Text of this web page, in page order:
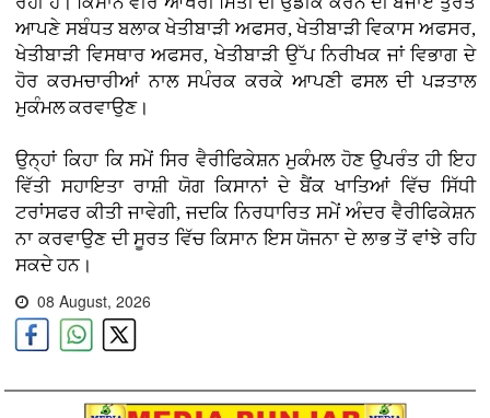
ਆਪਣੇ ਸਬੰਧਤ ਬਲਾਕ ਖੇਤੀਬਾੜੀ ਅਫਸਰ, ਖੇਤੀਬਾੜੀ ਵਿਕਾਸ ਅਫਸਰ,
ਖੇਤੀਬਾੜੀ ਵਿਸਥਾਰ ਅਫਸਰ, ਖੇਤੀਬਾੜੀ ਉੱਪ ਨਿਰੀਖਕ ਜਾਂ ਵਿਭਾਗ ਦੇ
ਹੋਰ ਕਰਮਚਾਰੀਆਂ ਨਾਲ ਸਪੰਰਕ ਕਰਕੇ ਆਪਣੀ ਫਸਲ ਦੀ ਪੜਤਾਲ
ਮੁਕੰਮਲ ਕਰਵਾਉਣ।
ਉਨ੍ਹਾਂ ਕਿਹਾ ਕਿ ਸਮੇਂ ਸਿਰ ਵੈਰੀਫਿਕੇਸ਼ਨ ਮੁਕੰਮਲ ਹੋਣ ਉਪਰੰਤ ਹੀ ਇਹ
ਵਿੱਤੀ ਸਹਾਇਤਾ ਰਾਸ਼ੀ ਯੋਗ ਕਿਸਾਨਾਂ ਦੇ ਬੈਂਕ ਖਾਤਿਆਂ ਵਿੱਚ ਸਿੱਧੀ
ਟਰਾਂਸਫਰ ਕੀਤੀ ਜਾਵੇਗੀ, ਜਦਕਿ ਨਿਰਧਾਰਿਤ ਸਮੇਂ ਅੰਦਰ ਵੈਰੀਫਿਕੇਸ਼ਨ
ਨਾ ਕਰਵਾਉਣ ਦੀ ਸੂਰਤ ਵਿੱਚ ਕਿਸਾਨ ਇਸ ਯੋਜਨਾ ਦੇ ਲਾਭ ਤੋਂ ਵਾਂਝੇ ਰਹਿ
ਸਕਦੇ ਹਨ।
08 August, 2026